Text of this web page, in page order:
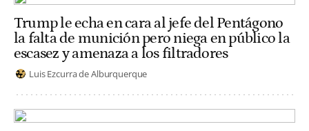
Trump le echa en cara al jefe del Pentágono
la falta de munición pero niega en público la
escasez y amenaza a los filtradores
Luis Ezcurra de Alburquerque